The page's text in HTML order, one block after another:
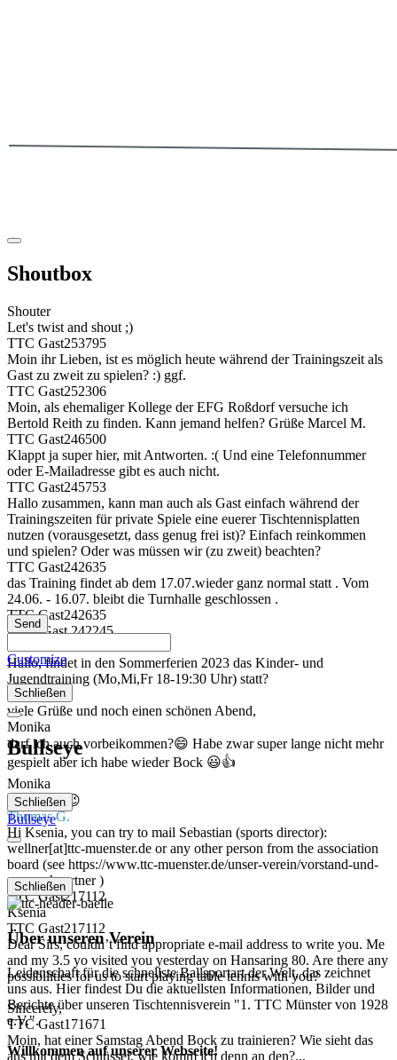
Shoutbox
Shouter
Let's twist and shout ;)
TTC Gast253795
Moin ihr Lieben, ist es möglich heute während der Trainingszeit als
Gast zu zweit zu spielen? :) ggf.
TTC Gast252306
Moin, als ehemaliger Kollege der EFG Roßdorf versuche ich
Bertold Reith zu finden. Kann jemand helfen? Grüße Marcel M.
TTC Gast246500
Klappt ja super hier, mit Antworten. :( Und eine Telefonnummer
oder E-Mailadresse gibt es auch nicht.
TTC Gast245753
Hallo zusammen, kann man auch als Gast einfach während der
Trainingszeiten für private Spiele eine euerer Tischtennisplatten
nutzen (vorausgesetzt, dass genug frei ist)? Einfach reinkommen
und spielen? Oder was müssen wir (zu zweit) beachten?
TTC Gast242635
das Training findet ab dem 17.07.wieder ganz normal statt . Vom
24.06. - 16.07. bleibt die Turnhalle geschlossen .
TTC Gast242635
Hallo Gast 242245,
Hallo, findet in den Sommerferien 2023 das Kinder- und
Jugendtraining (Mo,Mi,Fr 18-19:30 Uhr) statt?
Monika
viele Grüße und noch einen schönen Abend,
Monika
darf ich auch vorbeikommen?😄 Habe zwar super lange nicht mehr
gespielt aber ich habe wieder Bock 😃👍
Monika
Hallihallo 😉
Thomas G.
Hi Ksenia, you can try to mail Sebastian (sports director):
wellner[at]ttc-muenster.de or any other person from the association
board (see https://www.ttc-muenster.de/unser-verein/vorstand-und-
ansprechpartner )
TTC Gast217112
Ksenia
TTC Gast217112
Dear Sirs, couldn’t find appropriate e-mail address to write you. Me
and my 3.5 yo visited you yesterday on Hansaring 80. Are there any
possibilities for us to start playing table tennis with you?
Sincerely,
TTC Gast171671
Moin, hat einer Samstag Abend Bock zu trainieren? Wie sieht das
aus mit dem Schlüssel, wie komm ich denn an den?...
Customize
Schließen
Bullseye
Schließen
Bullseye
Schließen
Über unseren Verein
Leidenschaft für die schnellste Ballsportart der Welt, das zeichnet
uns aus. Hier findest Du die aktuellsten Informationen, Bilder und
Berichte über unseren Tischtennisverein "1. TTC Münster von 1928
e.V.".
Willkommen auf unserer Webseite!